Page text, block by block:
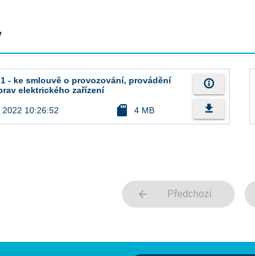
- ke smlouvě o provozování, provádění
elektrického zařízení
2022 10:26:52 sd_card 4 MB
info_outline
file_download
arrow_back Předchozí